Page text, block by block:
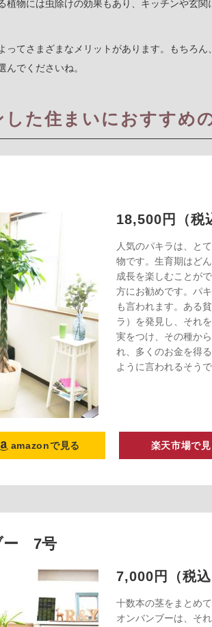
植物には虫除けの効果もあり、キッチンや玄
ってさまざまなメリットがあります。もちろ
んでくださいね。
した住まいにおすすめ
18,500円（税
人気のパキラは、と
物です。生育期はど
成長を楽しむことが
方にお勧めです。パ
も言われます。ある
ラ）を発見し、それ
実をつけ、その種か
れ、多くのお金を得
ように言われるそうで
amazonで見る 楽天市場で
ー 7号
7,000円（税込
十数本の茎をまとめ
オンバンブーは、そ